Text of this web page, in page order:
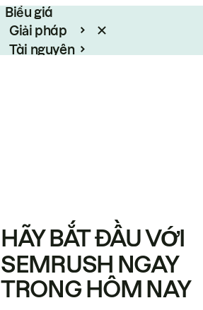
Biểu giá
Giải pháp
Tài nguyên
HÃY BẮT ĐẦU VỚI
SEMRUSH NGAY
TRONG HÔM NAY